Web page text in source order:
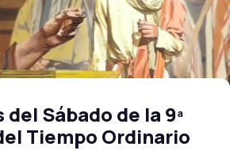
Sábado de la 9ª
Tiempo Ordinario